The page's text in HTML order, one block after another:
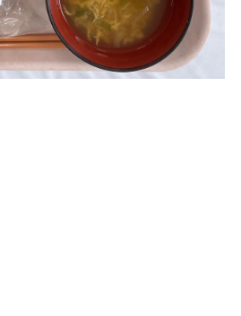
黒 黄 青
リセット